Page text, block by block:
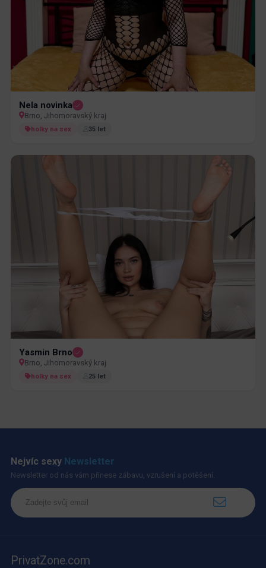
Nela novinka
Brno, Jihomoravský kraj
holky na sex 35 let
Yasmin Brno
Brno, Jihomoravský kraj
holky na sex 25 let
Nejvíc sexy Newsletter
Newsletter od nás vám přinese zábavu, vzrušení a potěšení.
PrivatZone.com